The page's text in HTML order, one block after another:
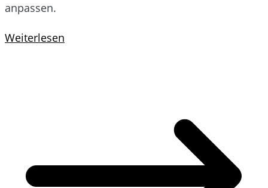
anpassen.
Weiterlesen